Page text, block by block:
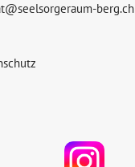
berg.ch